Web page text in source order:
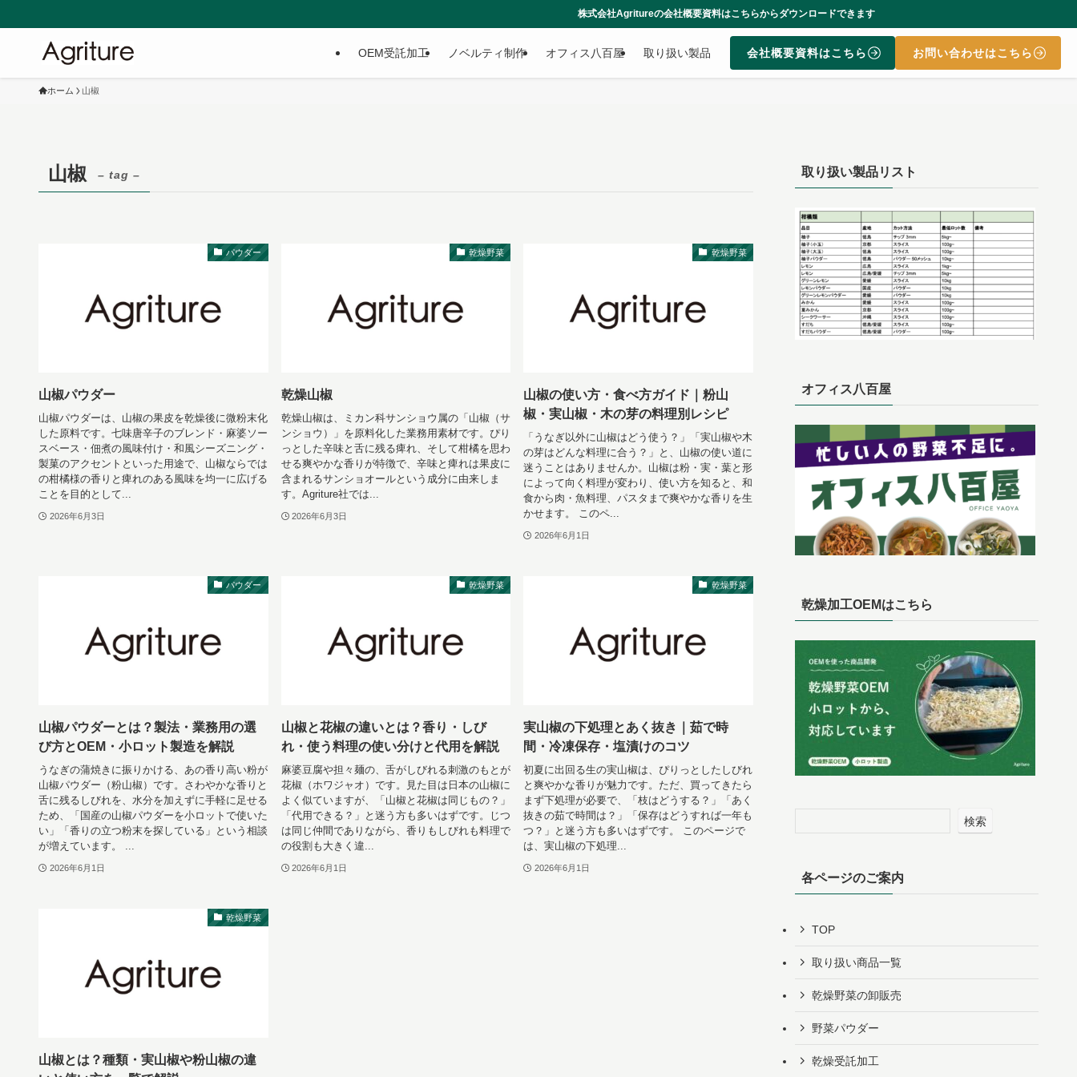
株式会社Agritureの会社概要資料はこちらからダウンロードできます
OEM受託加工 ノベルティ制作 オフィス八百屋 取り扱い製品 会社概要資料はこちら お問い合わせはこちら
ホーム 山椒
山椒 – tag –
パウダー
山椒パウダー
山椒パウダーは、山椒の果皮を乾燥後に微粉末化
した原料です。七味唐辛子のブレンド・麻婆ソー
スベース・佃煮の風味付け・和風シーズニング・
製菓のアクセントといった用途で、山椒ならでは
の柑橘様の香りと痺れのある風味を均一に広げる
ことを目的として...
2026年6月3日
乾燥野菜
乾燥山椒
乾燥山椒は、ミカン科サンショウ属の「山椒（サ
ンショウ）」を原料化した業務用素材です。ぴり
っとした辛味と舌に残る痺れ、そして柑橘を思わ
せる爽やかな香りが特徴で、辛味と痺れは果皮に
含まれるサンショオールという成分に由来しま
す。Agriture社では...
2026年6月3日
乾燥野菜
山椒の使い方・食べ方ガイド｜粉山
椒・実山椒・木の芽の料理別レシピ
「うなぎ以外に山椒はどう使う？」「実山椒や木
の芽はどんな料理に合う？」と、山椒の使い道に
迷うことはありませんか。山椒は粉・実・葉と形
によって向く料理が変わり、使い方を知ると、和
食から肉・魚料理、パスタまで爽やかな香りを生
かせます。 このペ...
2026年6月1日
パウダー
山椒パウダーとは？製法・業務用の選
び方とOEM・小ロット製造を解説
うなぎの蒲焼きに振りかける、あの香り高い粉が
山椒パウダー（粉山椒）です。さわやかな香りと
舌に残るしびれを、水分を加えずに手軽に足せる
ため、「国産の山椒パウダーを小ロットで使いた
い」「香りの立つ粉末を探している」という相談
が増えています。 ...
2026年6月1日
乾燥野菜
山椒と花椒の違いとは？香り・しび
れ・使う料理の使い分けと代用を解説
麻婆豆腐や担々麺の、舌がしびれる刺激のもとが
花椒（ホワジャオ）です。見た目は日本の山椒に
よく似ていますが、「山椒と花椒は同じもの？」
「代用できる？」と迷う方も多いはずです。じつ
は同じ仲間でありながら、香りもしびれも料理で
の役割も大きく違...
2026年6月1日
乾燥野菜
実山椒の下処理とあく抜き｜茹で時
間・冷凍保存・塩漬けのコツ
初夏に出回る生の実山椒は、ぴりっとしたしびれ
と爽やかな香りが魅力です。ただ、買ってきたら
まず下処理が必要で、「枝はどうする？」「あく
抜きの茹で時間は？」「保存はどうすれば一年も
つ？」と迷う方も多いはずです。 このページで
は、実山椒の下処理...
2026年6月1日
乾燥野菜
山椒とは？種類・実山椒や粉山椒の違
取り扱い製品リスト
オフィス八百屋
乾燥加工OEMはこちら
検索
各ページのご案内
TOP
取り扱い商品一覧
乾燥野菜の卸販売
野菜パウダー
乾燥受託加工